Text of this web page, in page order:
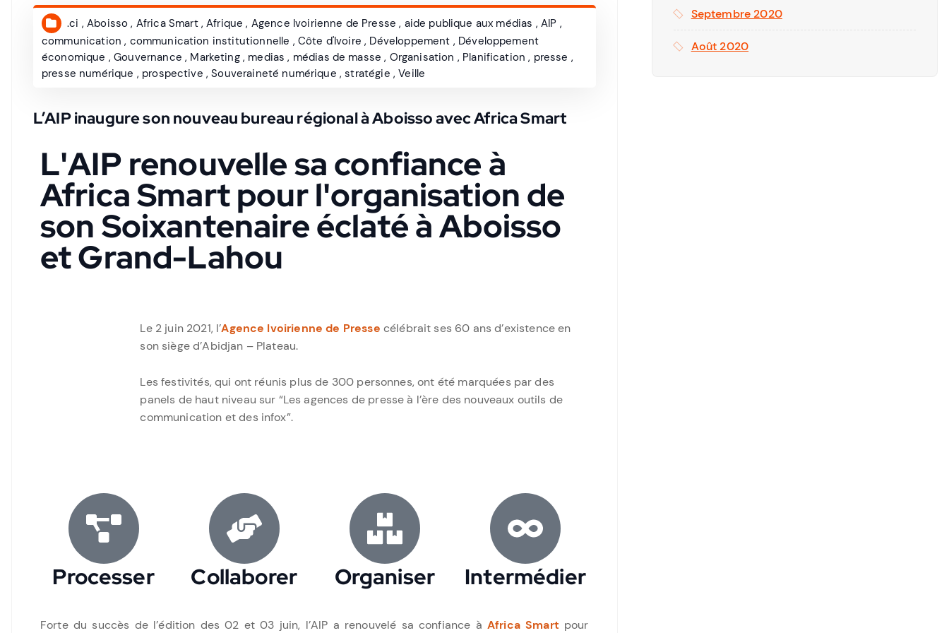
.ci ,Aboisso , Africa Smart,Afrique , Agence Ivoirienne de Presse , aide publique aux médias , AIP ,
communication , communication institutionnelle , Côte d'Ivoire , Développement , Développement
économique ,Gouvernance , Marketing, medias , médias de masse , Organisation , Planification , presse ,
presse numérique , prospective ,Souveraineté numérique ,stratégie ,Veille
L’AIP inaugure son nouveau bureau régional à Aboisso avec Africa Smart
L'AIP renouvelle sa confiance à
Africa Smart pour l'organisation de
son Soixantenaire éclaté à Aboisso
et Grand-Lahou
Le 2 juin 2021, l’Agence Ivoirienne de Presse célébrait ses 60 ans d’existence en
son siège d’Abidjan – Plateau.
Les festivités, qui ont réunis plus de 300 personnes, ont été marquées par des
panels de haut niveau sur “Les agences de presse à l’ère des nouveaux outils de
communication et des infox”.
Processer Collaborer Organiser Intermédier
Forte du succès de l’édition des 02 et 03 juin, l’AIP a renouvelé sa confiance à Africa Smart pour
Septembre 2020
Août 2020